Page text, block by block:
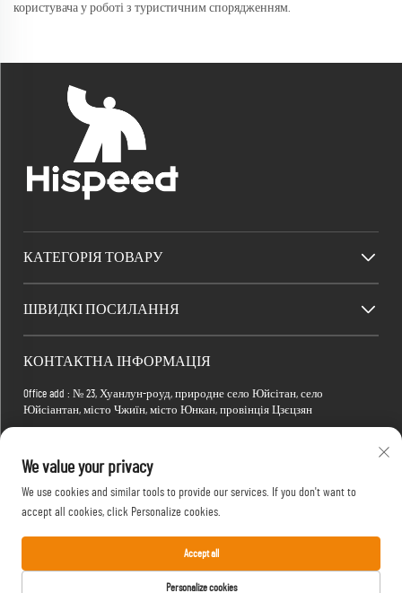
користувача у роботі з туристичним спорядженням.
КАТЕГОРІЯ ТОВАРУ
ШВИДКІ ПОСИЛАННЯ
КОНТАКТНА ІНФОРМАЦІЯ
Office add : № 23, Хуанлун-роуд, природне село Юйсітан, село
Юйсіантан, місто Чжиїн, місто Юнкан, провінція Цзєцзян
Електронна пошта: [email protected]
Авторське право © 2025 Yongkang Yufan Leisure Products Manufacture Co., Ltd. Всі
We value your privacy
We use cookies and similar tools to provide our services. If you don't want to
accept all cookies, click Personalize cookies.
Personalize cookies
Accept all